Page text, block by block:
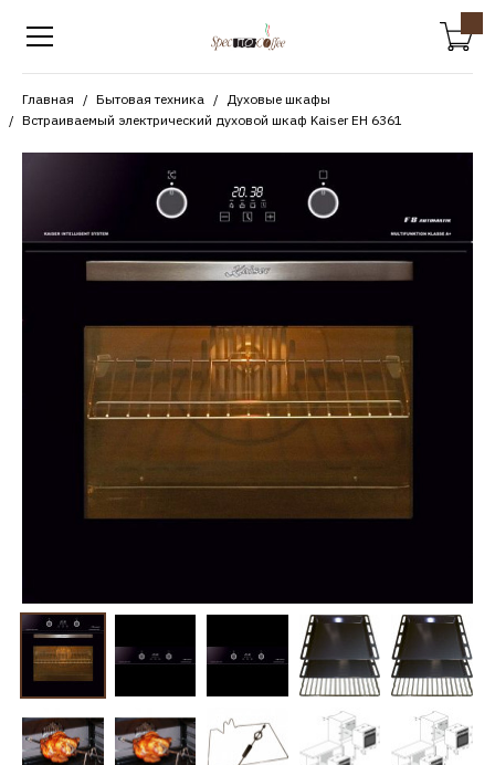
Главная Бытовая техника
Духовые шкафы
Встраиваемый электрический духовой шкаф Kaiser EH 6361